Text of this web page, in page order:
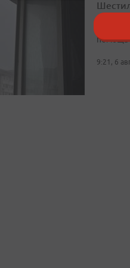
помощь
9:21, 6